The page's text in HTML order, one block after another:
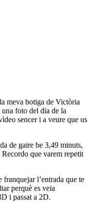
meva botiga de Victòria
una foto del dia de la
sencer i a veure que us
de gaire be 3,49 minuts,
que varem repetit
l’entrada que te
perquè es veia
i passat a 2D.